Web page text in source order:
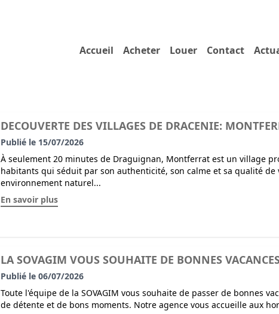
Accueil Acheter Louer Contact
DECOUVERTE DES VILLAGES DE DRACENIE:
Publié le 15/07/2026
À seulement 20 minutes de Draguignan, Montferrat est un village
habitants qui séduit par son authenticité, son calme et sa qualité
environnement naturel...
En savoir plus
LA SOVAGIM VOUS SOUHAITE DE BONNES
Publié le 06/07/2026
Toute l'équipe de la SOVAGIM vous souhaite de passer de bonnes
de détente et de bons moments. Notre agence vous accueille aux